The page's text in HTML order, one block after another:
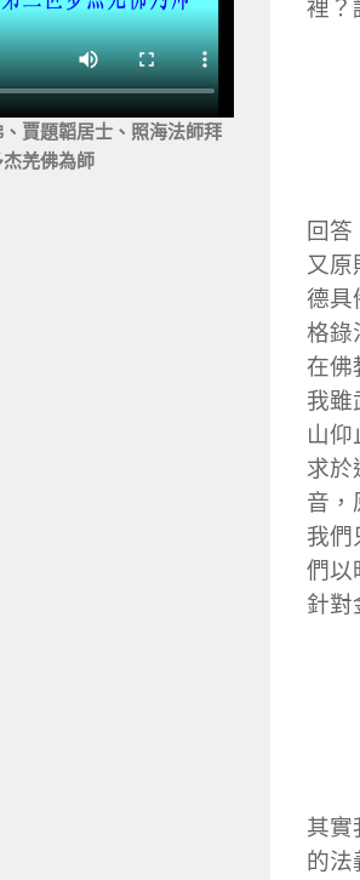
裡？
回
又原
德具
格錄
在佛
我雖
山仰
求於
音，
我們
們以
針對
其實
的法
賈題韜居士、照海法師拜
羌佛為師